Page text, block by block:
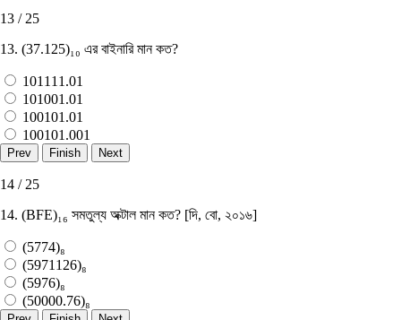
13 / 25
13. (37.125)₁₀ এর বাইনারি মান কত?
101111.01
101001.01
100101.01
100101.001
14 / 25
14. (BFE)₁₆ সমতুল্য অক্টাল মান কত? [দি, বাে, ২০১৬]
(5774)₈
(5971126)₈
(5976)₈
(50000.76)₈